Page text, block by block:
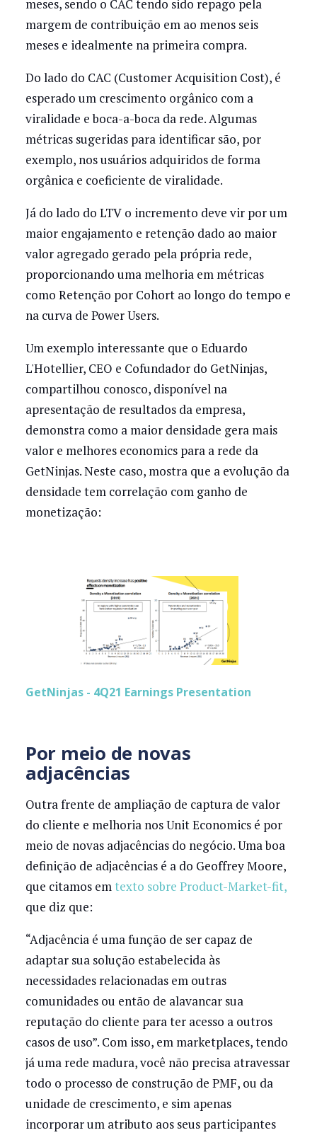
meses, sendo o CAC tendo sido repago pela
margem de contribuição em ao menos seis
meses e idealmente na primeira compra.
Do lado do CAC (Customer Acquisition Cost), é
esperado um crescimento orgânico com a
viralidade e boca-a-boca da rede. Algumas
métricas sugeridas para identificar são, por
exemplo, nos usuários adquiridos de forma
orgânica e coeficiente de viralidade.
Já do lado do LTV o incremento deve vir por um
maior engajamento e retenção dado ao maior
valor agregado gerado pela própria rede,
proporcionando uma melhoria em métricas
como Retenção por Cohort ao longo do tempo e
na curva de Power Users.
Um exemplo interessante que o Eduardo
L'Hotellier, CEO e Cofundador do GetNinjas,
compartilhou conosco, disponível na
apresentação de resultados da empresa,
demonstra como a maior densidade gera mais
valor e melhores economics para a rede da
GetNinjas. Neste caso, mostra que a evolução da
densidade tem correlação com ganho de
monetização:
GetNinjas - 4Q21 Earnings Presentation
Por meio de novas
adjacências
Outra frente de ampliação de captura de valor
do cliente e melhoria nos Unit Economics é por
meio de novas adjacências do negócio. Uma boa
definição de adjacências é a do Geoffrey Moore,
que citamos em texto sobre Product-Market-fit,
que diz que:
“Adjacência é uma função de ser capaz de
adaptar sua solução estabelecida às
necessidades relacionadas em outras
comunidades ou então de alavancar sua
reputação do cliente para ter acesso a outros
casos de uso”. Com isso, em marketplaces, tendo
já uma rede madura, você não precisa atravessar
todo o processo de construção de PMF, ou da
unidade de crescimento, e sim apenas
incorporar um atributo aos seus participantes